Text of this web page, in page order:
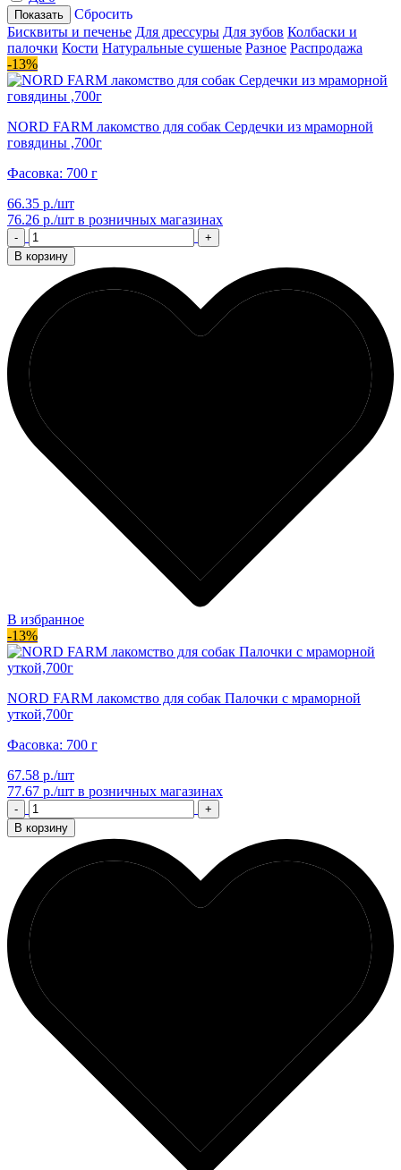
Показать
Сбросить
Бисквиты и печенье Для дрессуры Для зубов Колбаски и
палочки Кости Натуральные сушеные Разное Распродажа
-13%
NORD FARM лакомство для собак Сердечки из мраморной
говядины ,700г
Фасовка: 700 г
66.35 р./шт
76.26 р./шт в розничных магазинах
-
+
В корзину
В избранное
-13%
NORD FARM лакомство для собак Палочки с мраморной
уткой,700г
Фасовка: 700 г
67.58 р./шт
77.67 р./шт в розничных магазинах
-
+
В корзину